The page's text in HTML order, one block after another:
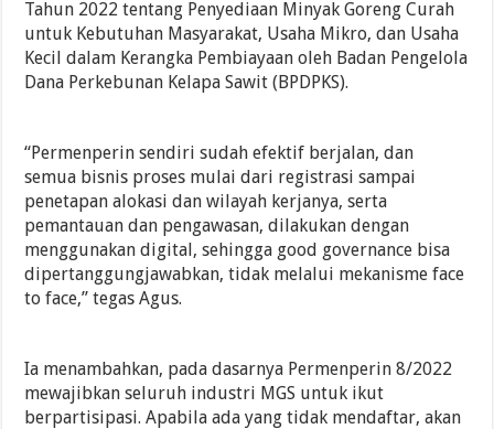
Tahun 2022 tentang Penyediaan Minyak Goreng Curah
untuk Kebutuhan Masyarakat, Usaha Mikro, dan Usaha
Kecil dalam Kerangka Pembiayaan oleh Badan Pengelola
Dana Perkebunan Kelapa Sawit (BPDPKS).
“Permenperin sendiri sudah efektif berjalan, dan
semua bisnis proses mulai dari registrasi sampai
penetapan alokasi dan wilayah kerjanya, serta
pemantauan dan pengawasan, dilakukan dengan
menggunakan digital, sehingga good governance bisa
dipertanggungjawabkan, tidak melalui mekanisme face
to face,” tegas Agus.
Ia menambahkan, pada dasarnya Permenperin 8/2022
mewajibkan seluruh industri MGS untuk ikut
berpartisipasi. Apabila ada yang tidak mendaftar, akan